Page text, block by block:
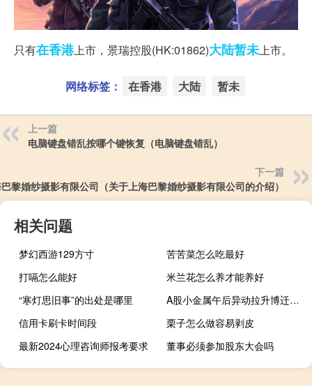
只有在香港上市，景瑞控股(HK:01862)大陆暂未上市。
网络标签： 在香港 大陆 暂未
上一篇
电脑键盘错乱按哪个键恢复（电脑键盘错乱）
下一篇
黎婚纱摄影有限公司（关于上海巴黎婚纱摄影有限公司的介绍）
相关问题
梦幻西游129方寸
苦苦菜怎么吃最好
打嗝怎么能好
米兰花怎么养才能养好
“寒灯思旧事”的出处是哪里
A股小金属午后异动拉升博迁新材涨超5%ST鼎龙、雅化集团、江特电机、宝钛股份、华友钴业等跟涨
信用卡刷卡时间段
栗子怎么做容易剥皮
最新2024心理咨询师报考要求
董事必须参加股东大会吗